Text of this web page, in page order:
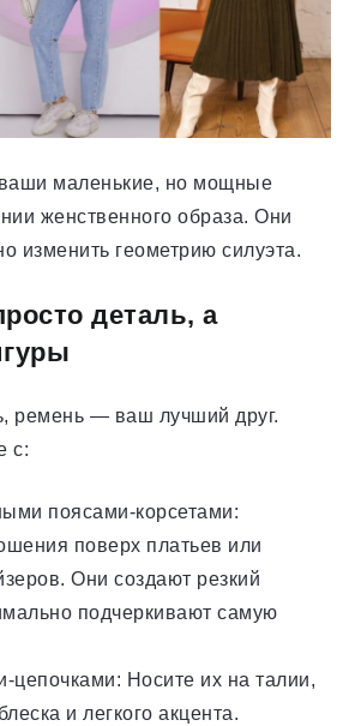
маленькие, но мощные
женственного образа. Они
изменить геометрию силуэта.
деталь, а
ремень — ваш лучший друг.
с:
поясами-корсетами:
поверх платьев или
Они создают резкий
подчеркивают самую
цепочками: Носите их на талии,
и легкого акцента.